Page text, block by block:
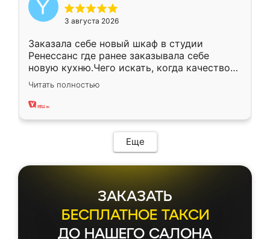
3 августа 2026
Заказала себе новый шкаф в студии
Ренессанс где ранее заказывала себе
новую кухню.Чего искать, когда качеством
вполне довольна. Служит кухня уже почти
два года, нареканий нет.
Читать полностью
Еще
ЗАКАЗАТЬ
БЕСПЛАТНОЕ ТАКСИ
ДО НАШЕГО САЛОНА